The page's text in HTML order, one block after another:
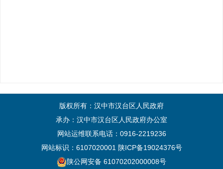
版权所有：汉中市汉台区人民政府
承办：汉中市汉台区人民政府办公室
网站运维联系电话：0916-2219236
网站标识：6107020001 陕ICP备19024376号
陕公网安备 61070202000008号